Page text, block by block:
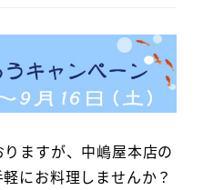
ますが、中嶋屋本店の
にお料理しませんか？